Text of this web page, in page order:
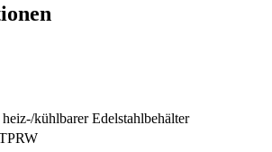
kühlbarer Edelstahlbehälter